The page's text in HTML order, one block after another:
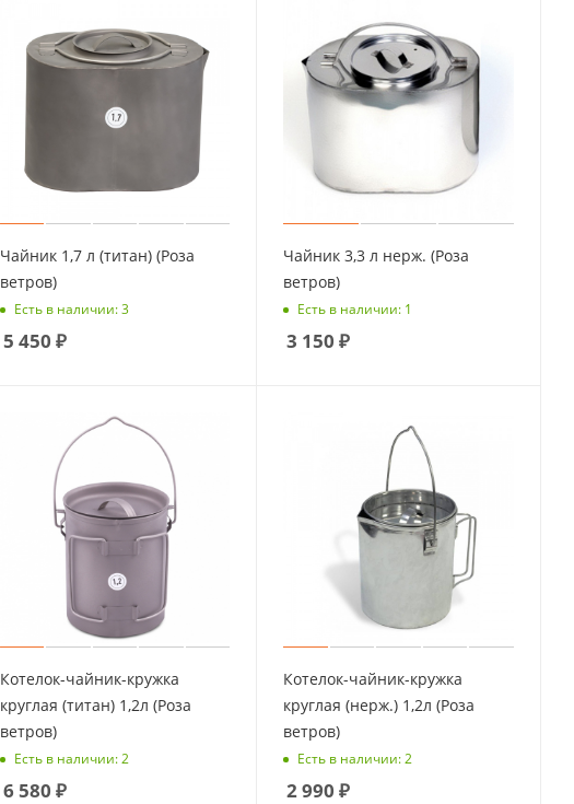
Чайник 1,7 л (титан) (Роза
ветров)
Есть в наличии: 3
5 450 ₽
Чайник 3,3 л нерж. (Роза
ветров)
Есть в наличии: 1
3 150 ₽
Котелок-чайник-кружка
круглая (титан) 1,2л (Роза
ветров)
Есть в наличии: 2
6 580 ₽
Котелок-чайник-кружка
круглая (нерж.) 1,2л (Роза
ветров)
Есть в наличии: 2
2 990 ₽